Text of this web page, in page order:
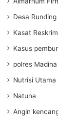
Desa
Kasat
Kasus
polres Madina
Nutrisi Utama
Natuna
Angin